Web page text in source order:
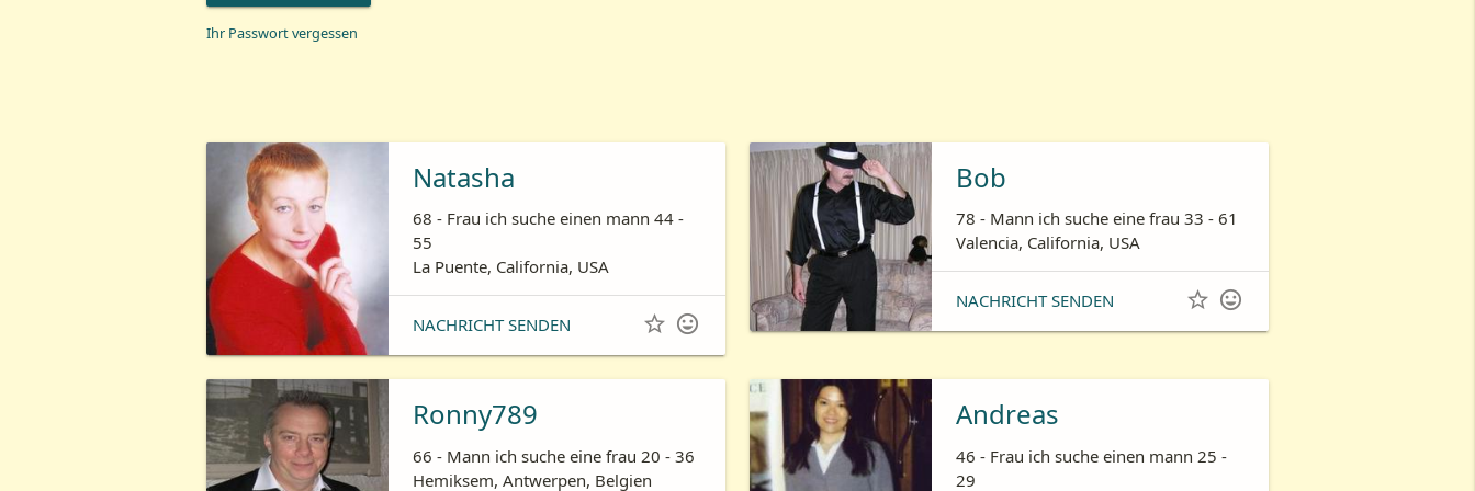
Ihr Passwort vergessen
Natasha
68 - Frau ich suche einen mann 44 -
55
La Puente, California, USA
NACHRICHT SENDEN  
Bob
78 - Mann ich suche eine frau 33 - 61
Valencia, California, USA
NACHRICHT SENDEN  
Ronny789
66 - Mann ich suche eine frau 20 - 36
Hemiksem, Antwerpen, Belgien
Andreas
46 - Frau ich suche einen mann 25 -
29